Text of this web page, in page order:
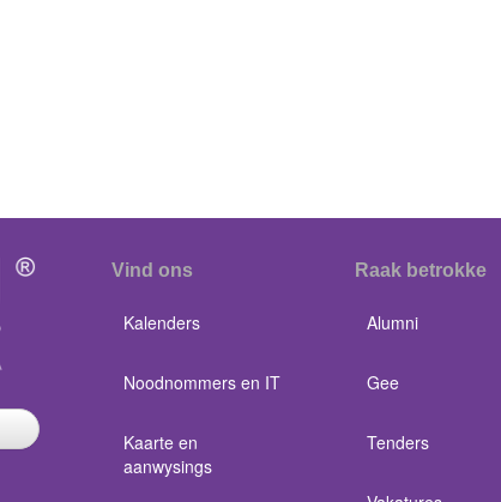
Vind ons
Kalenders
Noodnommers en IT
Kaarte en
aanwysings
Raak betrokke
Alumni
Gee
Tenders